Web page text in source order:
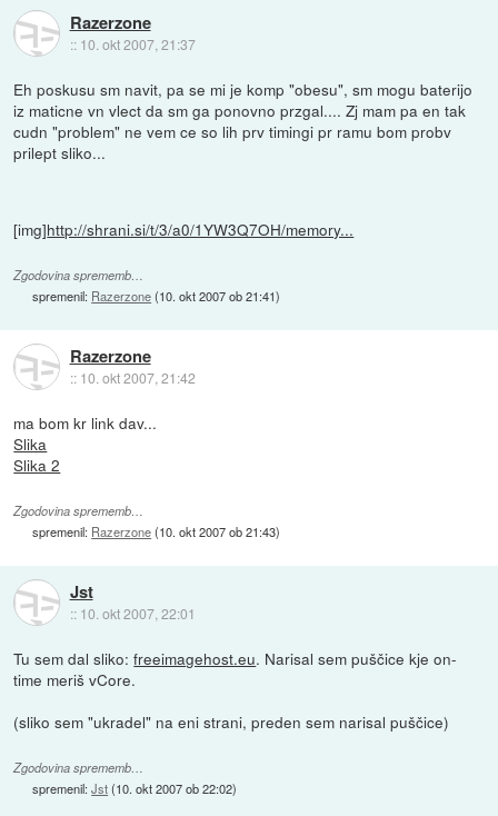
Razerzone
:: 10. okt 2007, 21:37
Eh poskusu sm navit, pa se mi je komp "obesu", sm mogu baterijo
iz maticne vn vlect da sm ga ponovno przgal.... Zj mam pa en tak
cudn "problem" ne vem ce so lih prv timingi pr ramu bom probv
prilept sliko...
[img]http://shrani.si/t/3/a0/1YW3Q7OH/memory...
Zgodovina sprememb…
spremenil: Razerzone(10. okt 2007 ob 21:41)
Razerzone
:: 10. okt 2007, 21:42
ma bom kr link dav...
Slika
Slika 2
Zgodovina sprememb…
spremenil: Razerzone(10. okt 2007 ob 21:43)
Jst
:: 10. okt 2007, 22:01
Tu sem dal sliko:freeimagehost.eu. Narisal sem puščice kje on-
time meriš vCore.
(sliko sem "ukradel" na eni strani, preden sem narisal puščice)
Zgodovina sprememb…
spremenil:Jst(10. okt 2007 ob 22:02)